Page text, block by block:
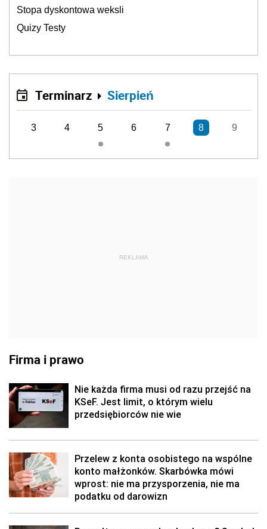
Stopa dyskontowa weksli
Quizy Testy
Terminarz Sierpień
3 4 5 6 7 8 9
REKLAMA
Firma i prawo
Nie każda firma musi od razu przejść na
KSeF. Jest limit, o którym wielu
przedsiębiorców nie wie
Przelew z konta osobistego na wspólne
konto małżonków. Skarbówka mówi
wprost: nie ma przysporzenia, nie ma
podatku od darowizn